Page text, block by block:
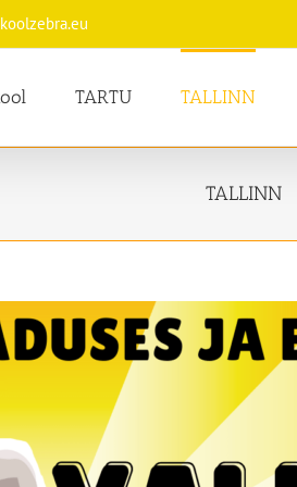
TARTU TALLINN
TALLINN